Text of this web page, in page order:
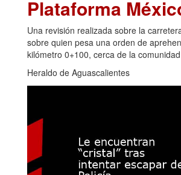
Plataforma
Una revisión realizada sobre la
sobre quien pesa una orden de
kilómetro 0+100, cerca de la
Heraldo de Aguascalientes